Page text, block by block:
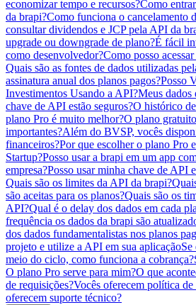
economizar tempo e recursos?Como
da brapi?Como funciona o cancelamento
consultar dividendos e JCP pela API da
upgrade ou downgrade de plano?É fácil
como desenvolvedor?Como posso
Quais são as fontes de dados utilizadas
assinatura anual dos planos pagos?Posso
Investimentos Usando a API?Meus dados
chave de API estão seguros?O histórico
plano Pro é muito melhor?O plano
importantes?Além do BVSP, vocês
financeiros?Por que escolher o plano Pro
Startup?Posso usar a brapi em um app
empresa?Posso usar minha chave de API
Quais são os limites da API da brapi?
são aceitas para os planos?Quais são os
API?Qual é o delay dos dados em cada
frequência os dados da brapi são
dos dados fundamentalistas nos planos
projeto e utilize a API em sua aplicaçãoSe
meio do ciclo, como funciona a cobrança?
O plano Pro serve para mim?O que
de requisições?Vocês oferecem política de
oferecem suporte técnico?